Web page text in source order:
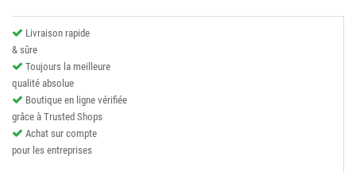
Livraison rapide
& sûre
Toujours la meilleure
qualité absolue
Boutique en ligne vérifiée
grâce à Trusted Shops
Achat sur compte
pour les entreprises